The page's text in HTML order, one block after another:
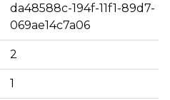
da48588c-194f-11f1-89d7-
069ae14c7a06
2
1